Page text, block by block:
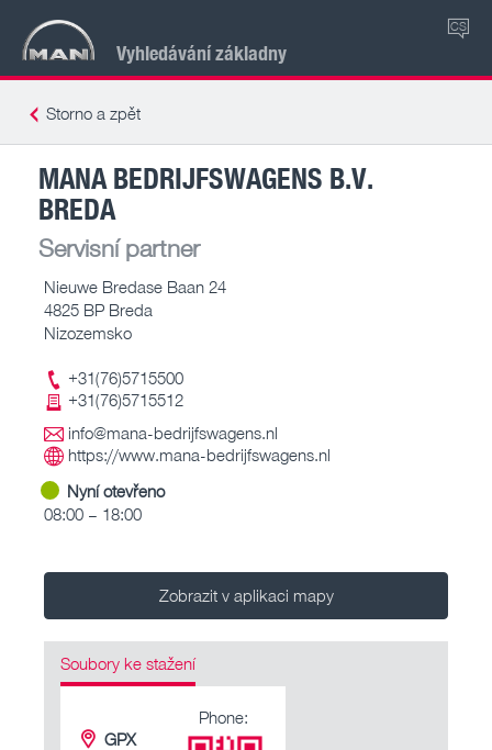
Vyhledávání základny
CS
Storno a zpět
MANA BEDRIJFSWAGENS B.V.
BREDA
Servisní partner
Nieuwe Bredase Baan 24
4825 BP Breda
Nizozemsko
+31(76)5715500
+31(76)5715512
info@mana-bedrijfswagens.nl
https://www.mana-bedrijfswagens.nl
Nyní otevřeno
08:00 – 18:00
Zobrazit v aplikaci mapy
Soubory ke stažení
GPX
Phone: